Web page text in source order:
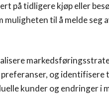
på tidligere kjøp eller
til å melde seg
og
kunder og endringer i